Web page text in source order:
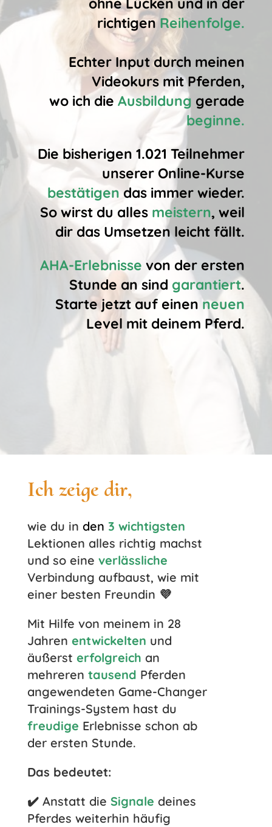
ohne Lücken und in der
richtigenReihenfolge.
Echter Input durch meinen
Videokurs mit Pferden,
wo ich dieAusbildung gerade
beginne.
Die bisherigen 1.021 Teilnehmer
unserer Online-Kurse
bestätigen das immer wieder.
So wirst du alles meistern, weil
dir das Umsetzen leicht fällt.
AHA-Erlebnisse von der ersten
Stunde an sind garantiert.
Starte jetzt auf einenneuen
Level mit deinem Pferd.
Ich zeige dir,
wie du in den 3 wichtigsten
Lektionen alles richtig machst
und so eine verlässliche
Verbindung aufbaust, wie mit
einer besten Freundin 💜
Mit Hilfe von meinem in 28
Jahren entwickelten und
äußerst erfolgreich an
mehreren tausend Pferden
angewendeten Game-Changer
Trainings-System hast du
freudige Erlebnisse schon ab
der ersten Stunde.
Das bedeutet:
✔️ Anstatt die Signale deines
Pferdes weiterhin häufig